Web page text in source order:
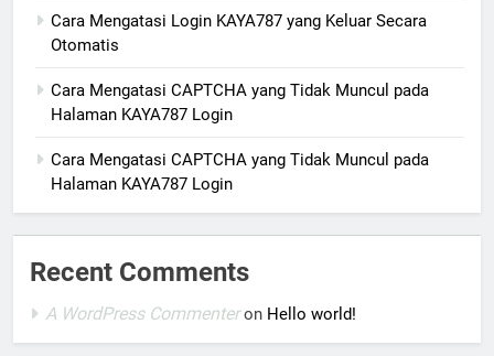
Cara Mengatasi Login KAYA787 yang Keluar Secara
Otomatis
Cara Mengatasi CAPTCHA yang Tidak Muncul pada
Halaman KAYA787 Login
Cara Mengatasi CAPTCHA yang Tidak Muncul pada
Halaman KAYA787 Login
Recent Comments
A WordPress Commenteron Hello world!